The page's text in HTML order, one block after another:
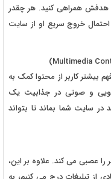
هدفش همراهی کنید. هر چقدر
خروج سریع او از سایت
کاربر از محتوا کمک به
و صوتی در جذابیت یک
در سایت شما بماند تا بتواند
عصبی می کند. علاوه بر این،